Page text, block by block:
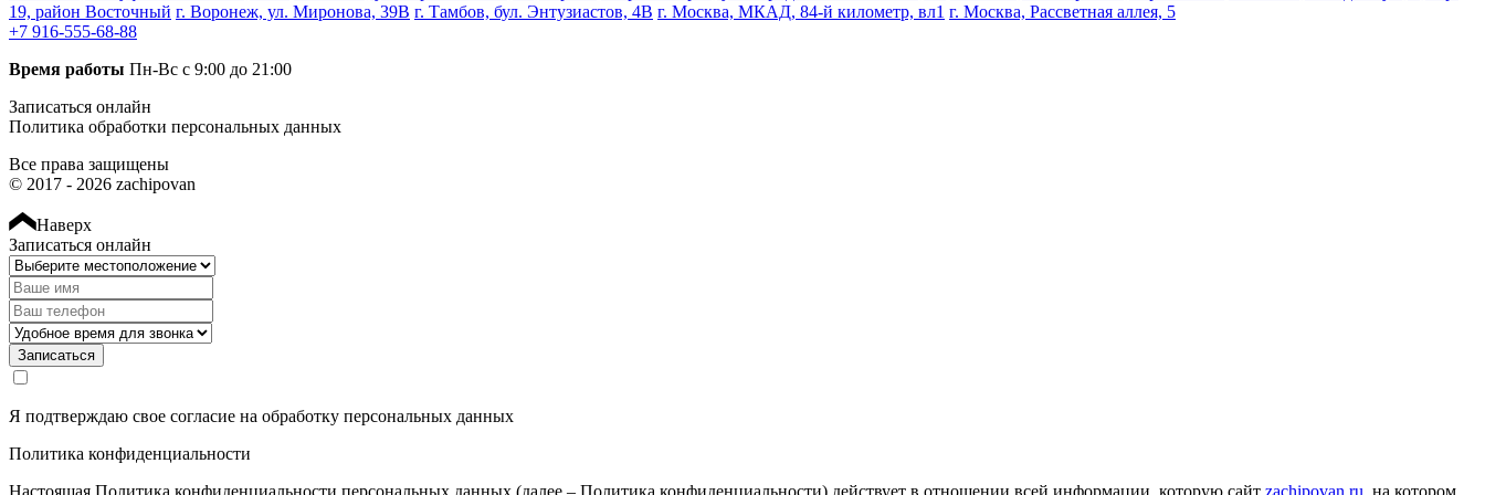
19, район Восточный г. Воронеж, ул. Миронова, 39В г. Тамбов, бул. Энтузиастов, 4В г. Москва, МКАД, 84-й километр, вл1 г. Москва, Рассветная аллея, 5
+7 916-555-68-88
Время работы Пн-Вс с 9:00 до 21:00
Записаться онлайн
Политика обработки персональных данных
Все права защищены
© 2017 - 2026 zachipovan
Наверх
Записаться онлайн
Записаться
Я подтверждаю свое согласие на обработку персональных данных
Политика конфиденциальности
Настоящая Политика конфиденциальности персональных данных (далее – Политика конфиденциальности) действует в отношении всей информации, которую сайт zachipovan.ru , на котором